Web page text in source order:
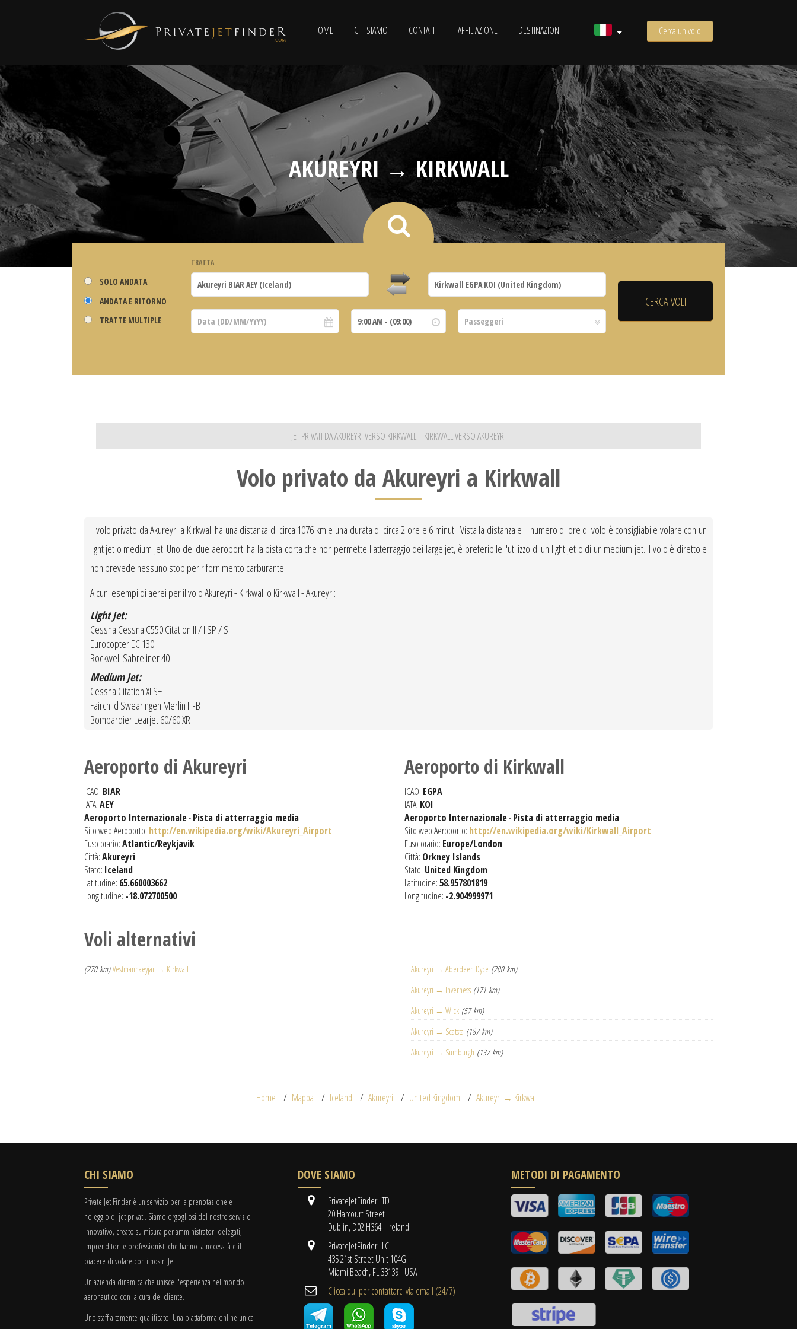
HOME CHI SIAMO CONTATTI AFFILIAZIONE DESTINAZIONI Cerca un volo
AKUREYRI → KIRKWALL
SOLO ANDATA
ANDATA E RITORNO
TRATTE MULTIPLE
TRATTA
JET PRIVATI DA AKUREYRI VERSO KIRKWALL | KIRKWALL VERSO AKUREYRI
Volo privato da Akureyri a Kirkwall
Il volo privato da Akureyri a Kirkwall ha una distanza di circa 1076 km e una durata di circa 2 ore e 6 minuti. Vista la distanza e il numero di ore di volo è consigliabile volare con un
light jet o medium jet. Uno dei due aeroporti ha la pista corta che non permette l'atterraggio dei large jet, è preferibile l'utilizzo di un light jet o di un medium jet. Il volo è diretto e
non prevede nessuno stop per rifornimento carburante.
Alcuni esempi di aerei per il volo Akureyri - Kirkwall o Kirkwall - Akureyri:
Light Jet:
Cessna Cessna C550 Citation II / IISP / S
Eurocopter EC 130
Rockwell Sabreliner 40
Medium Jet:
Cessna Citation XLS+
Fairchild Swearingen Merlin III-B
Bombardier Learjet 60/60 XR
Aeroporto di Akureyri
ICAO: BIAR
IATA:AEY
Aeroporto Internazionale-Pista di atterraggio media
Sito web Aeroporto: http://en.wikipedia.org/wiki/Akureyri_Airport
Fuso orario:Atlantic/Reykjavik
Città:Akureyri
Stato: Iceland
Latitudine: 65.660003662
Longitudine: -18.072700500
Aeroporto di Kirkwall
ICAO: EGPA
IATA: KOI
Aeroporto Internazionale-Pista di atterraggio media
Sito web Aeroporto: http://en.wikipedia.org/wiki/Kirkwall_Airport
Fuso orario: Europe/London
Città: Orkney Islands
Stato: United Kingdom
Latitudine:58.957801819
Longitudine: -2.904999971
Voli alternativi
(270 km) Vestmannaeyjar → Kirkwall Akureyri → Aberdeen Dyce (200 km)
Akureyri → Inverness (171 km)
Akureyri → Wick (57 km)
Akureyri → Scatsta (187 km)
Akureyri → Sumburgh (137 km)
Home Mappa Iceland Akureyri United Kingdom Akureyri → Kirkwall
CHI SIAMO
Private Jet Finder è un servizio per la prenotazione e il
noleggio di jet privati. Siamo orgogliosi del nostro servizio
innovativo, creato su misura per amministratori delegati,
imprenditori e professionisti che hanno la necessità e il
piacere di volare con i nostri Jet.
Un'azienda dinamica che unisce l'esperienza nel mondo
aeronautico con la cura del cliente.
Uno staff altamente qualificato. Una piattaforma online unica
DOVE SIAMO
PrivateJetFinder LTD
20 Harcourt Street
Dublin, D02 H364 - Ireland
PrivateJetFinder LLC
435 21st Street Unit 104G
Miami Beach, FL 33139 - USA
Clicca qui per contattarci via email (24/7)
METODI DI PAGAMENTO